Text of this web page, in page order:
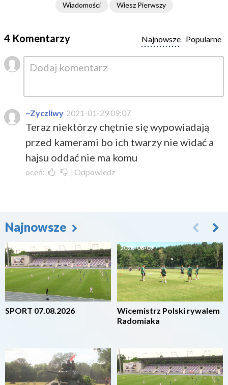
Wiadomości Wiesz Pierwszy
4 Komentarzy Popularne
Najnowsze
~Zyczliwy 2021-01-29 09:07
Teraz niektórzy chętnie się wypowiadają
przed kamerami bo ich twarzy nie widać a
hajsu oddać nie ma komu
oceń: | Odpowiedz
Najnowsze
2026-08-07
SPORT 07.08.2026
2026-08-07
Wicemistrz Polski rywalem
Radomiaka
2026-08-07